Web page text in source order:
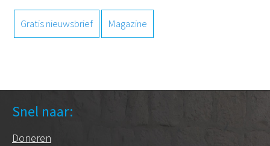
Gratis nieuwsbrief Magazine
Snel naar:
Doneren